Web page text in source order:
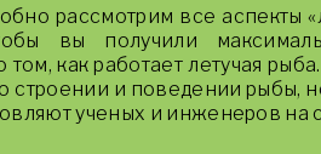
рассмотрим все аспекты
вы получили
как работает летучая
строении и поведении рыбы,
ученых и инженеров на